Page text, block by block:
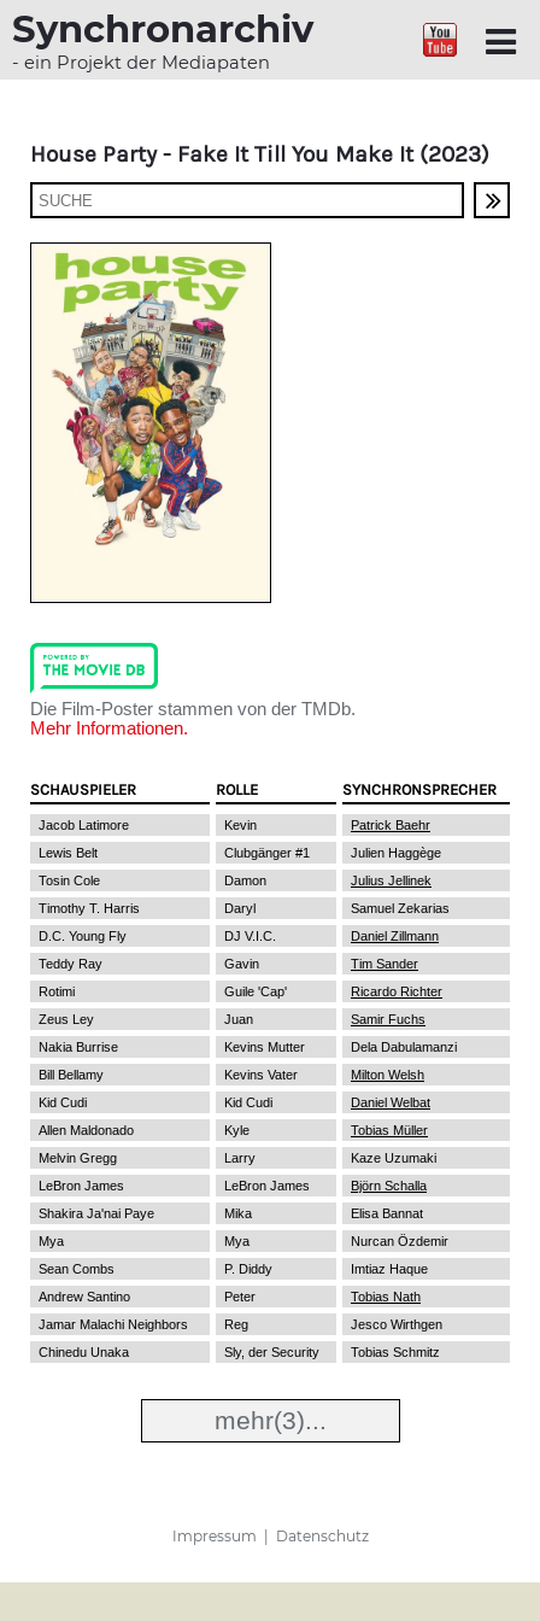
Synchronarchiv
- ein Projekt der Mediapaten
House Party - Fake It Till You Make It (2023)
Die Film-Poster stammen von der TMDb.
Mehr Informationen.
SCHAUSPIELER ROLLE SYNCHRONSPRECHER
Jacob Latimore Kevin
Patrick Baehr
Lewis Belt
Clubgänger #1
Julien Haggège
Tosin Cole
Damon
Julius Jellinek
Timothy T. Harris
Daryl
Samuel Zekarias
D.C. Young Fly
DJ V.I.C.
Daniel Zillmann
Teddy Ray
Gavin
Tim Sander
Rotimi
Guile 'Cap'
Ricardo Richter
Zeus Ley
Juan
Samir Fuchs
Nakia Burrise
Kevins Mutter
Dela Dabulamanzi
Bill Bellamy
Kevins Vater
Milton Welsh
Kid Cudi
Kid Cudi
Daniel Welbat
Allen Maldonado
Kyle
Tobias Müller
Melvin Gregg
Larry
Kaze Uzumaki
LeBron James
LeBron James
Björn Schalla
Shakira Ja'nai Paye
Mika
Elisa Bannat
Mya
Mya
Nurcan Özdemir
Sean Combs
P. Diddy
Imtiaz Haque
Andrew Santino
Peter
Tobias Nath
Jamar Malachi Neighbors
Reg
Jesco Wirthgen
Chinedu Unaka
Sly, der Security Tobias Schmitz
mehr(3)...
Impressum Datenschutz